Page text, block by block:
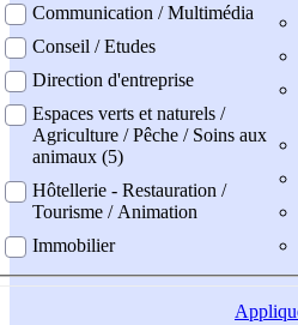
Communication / Multimédia
Conseil / Etudes
Direction d'entreprise
Espaces verts et naturels /
Agriculture / Pêche / Soins aux
animaux (5)
Hôtellerie - Restauration /
Tourisme / Animation
Immobilier